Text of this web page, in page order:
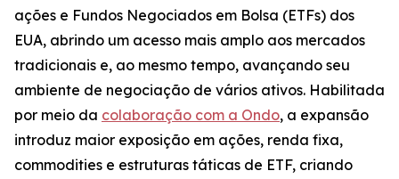
ações e Fundos Negociados em Bolsa (ETFs) dos
EUA, abrindo um acesso mais amplo aos mercados
tradicionais e, ao mesmo tempo, avançando seu
ambiente de negociação de vários ativos. Habilitada
por meio da colaboração com a Ondo, a expansão
introduz maior exposição em ações, renda fixa,
commodities e estruturas táticas de ETF, criando